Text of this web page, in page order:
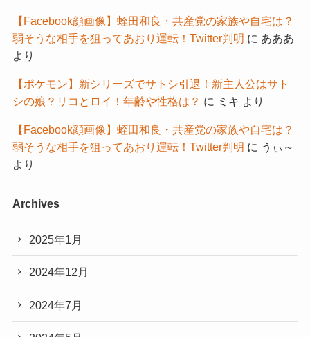
【Facebook顔画像】蛭田和良・共産党の家族や自宅は？
弱そうな相手を狙ってあおり運転！Twitter判明 に あああ
より
【ポケモン】新シリーズでサトシ引退！新主人公はサト
シの娘？リコとロイ！年齢や性格は？ に ミキ より
【Facebook顔画像】蛭田和良・共産党の家族や自宅は？
弱そうな相手を狙ってあおり運転！Twitter判明 に うぃ～
より
Archives
2025年1月
2024年12月
2024年7月